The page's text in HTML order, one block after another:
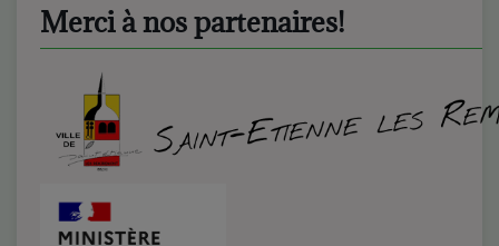
Merci à nos partenaires!